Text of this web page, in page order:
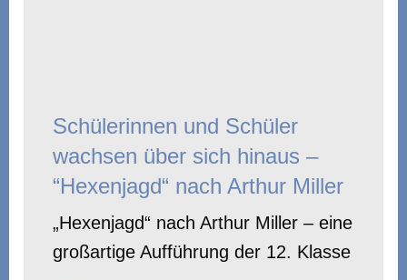
Schülerinnen und Schüler
wachsen über sich hinaus –
“Hexenjagd“ nach Arthur Miller
„Hexenjagd“ nach Arthur Miller – eine
großartige Aufführung der 12. Klasse